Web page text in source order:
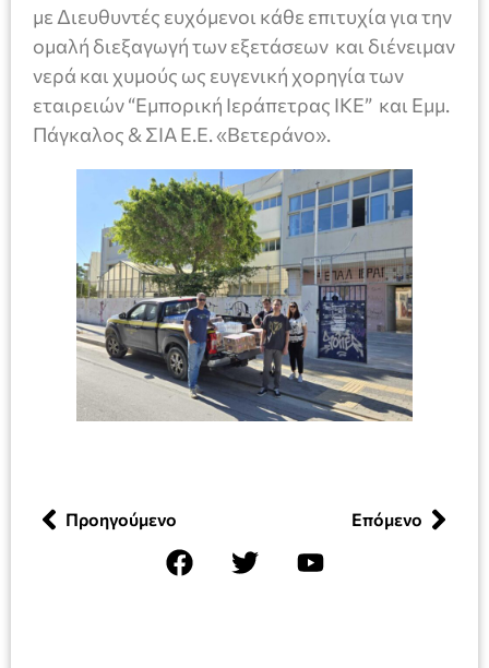
με Διευθυντές ευχόμενοι κάθε επιτυχία για την
ομαλή διεξαγωγή των εξετάσεων και διένειμαν
νερά και χυμούς ως ευγενική χορηγία των
εταιρειών “Εμπορική Ιεράπετρας IKE” και Εμμ.
Πάγκαλος & ΣΙΑ Ε.Ε. «Βετεράνο».
Προηγούμενο Επόμενο